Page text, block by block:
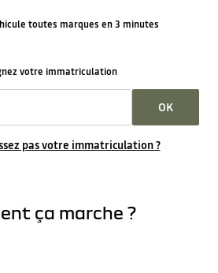
toutes marques en 3 minutes
votre immatriculation
OK
pas votre immatriculation ?
ça marche ?